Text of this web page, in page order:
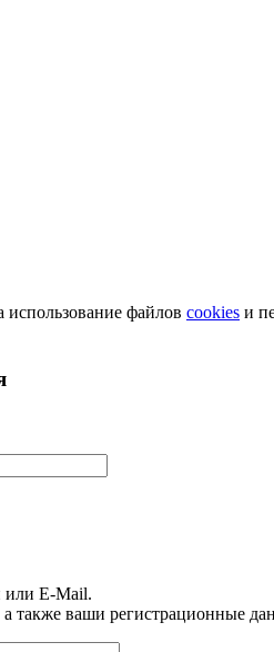
использование файлов cookies и
или E-Mail.
а также ваши регистрационные